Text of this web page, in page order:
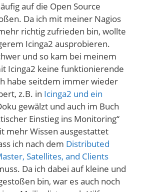
auf die Open Source
Da ich mit meiner Nagios
richtig zufrieden bin, wollte
Icinga2 ausprobieren.
und so kam bei meinem
Icinga2 keine funktionierende
habe seitdem immer wieder
z.B. in Icinga2 und ein
gewälzt und auch im Buch
Einstieg ins Monitoring“
mehr Wissen ausgestattet
ich nach dem Distributed
Satellites, and Clients
Da ich dabei auf kleine und
bin, war es auch noch